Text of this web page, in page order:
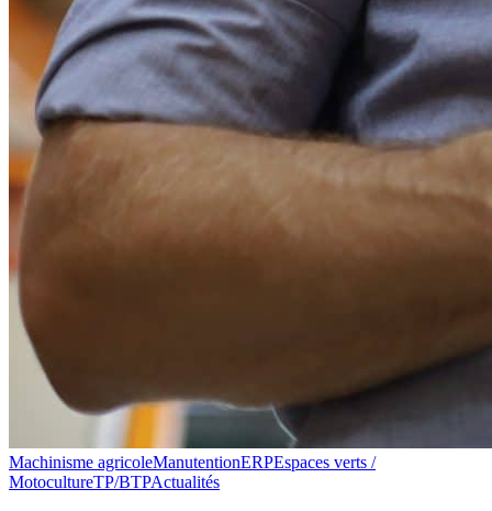
Machinisme agricoleManutentionERPEspaces verts /
MotocultureTP/BTPActualités